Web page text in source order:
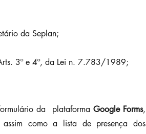
da Seplan;
3º e 4º, da Lei n. 7.783/1989;
da  plataforma Google Forms,
assim como a lista de presença dos